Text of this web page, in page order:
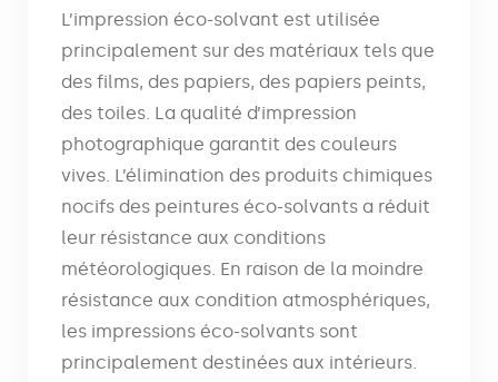
L’impression éco-solvant est utilisée
principalement sur des matériaux tels que
des films, des papiers, des papiers peints,
des toiles. La qualité d’impression
photographique garantit des couleurs
vives. L’élimination des produits chimiques
nocifs des peintures éco-solvants a réduit
leur résistance aux conditions
météorologiques. En raison de la moindre
résistance aux condition atmosphériques,
les impressions éco-solvants sont
principalement destinées aux intérieurs.